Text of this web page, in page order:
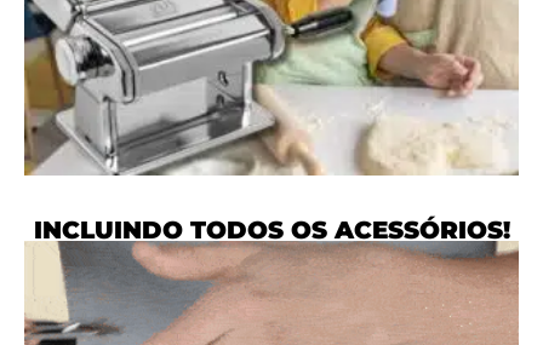
INCLUINDO TODOS OS ACESSÓRIOS!